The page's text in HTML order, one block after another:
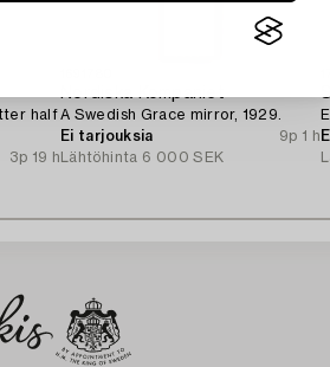
half
3p 19 h
Nordiska Kompaniet
A Swedish Grace mirror, 1929.
Ei tarjouksia
9p 1 h
Lähtöhinta 6 000 SEK